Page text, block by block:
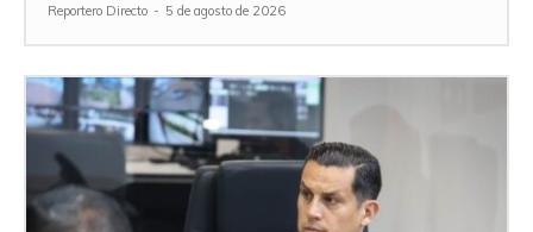
Reportero Directo - 5 de agosto de 2026